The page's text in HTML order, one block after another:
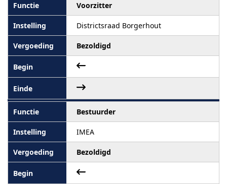
Voorzitter
Districtsraad Borgerhout
Bezoldigd
Bestuurder
IMEA
Bezoldigd